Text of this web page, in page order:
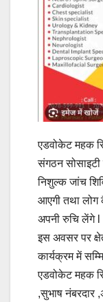
एडवोकेट महक
संगठन
निशुल्क जांच
आएगी तथा लोग
अपनी रुचि लेंगे l
इस अवसर पर
कार्यक्रम में
एडवोकेट महक
,सुभाष नंबरदार